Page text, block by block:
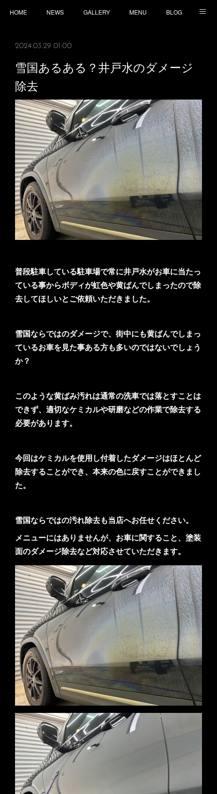
HOME NEWS GALLERY MENU BLOG
2024.03.29 01:00
雪国あるある？井戸水のダメージ
除去
普段駐車している駐車場で常に井戸水がお車に当たっ
ている事からボディが虹色や黄ばんでしまったので除
去してほしいとご依頼いただきました。
雪国ならではのダメージで、街中にも黄ばんでしまっ
ているお車を見た事ある方も多いのではないでしょう
か？
このような黄ばみ汚れは通常の洗車では落とすことは
できず、適切なケミカルや研磨などの作業で除去する
必要があります。
今回はケミカルを使用し付着したダメージはほとんど
除去することができ、本来の色に戻すことができまし
た。
雪国ならではの汚れ除去も当店へお任せください。
メニューにはありませんが、お車に関すること、塗装
面のダメージ除去など対応させていただきます。